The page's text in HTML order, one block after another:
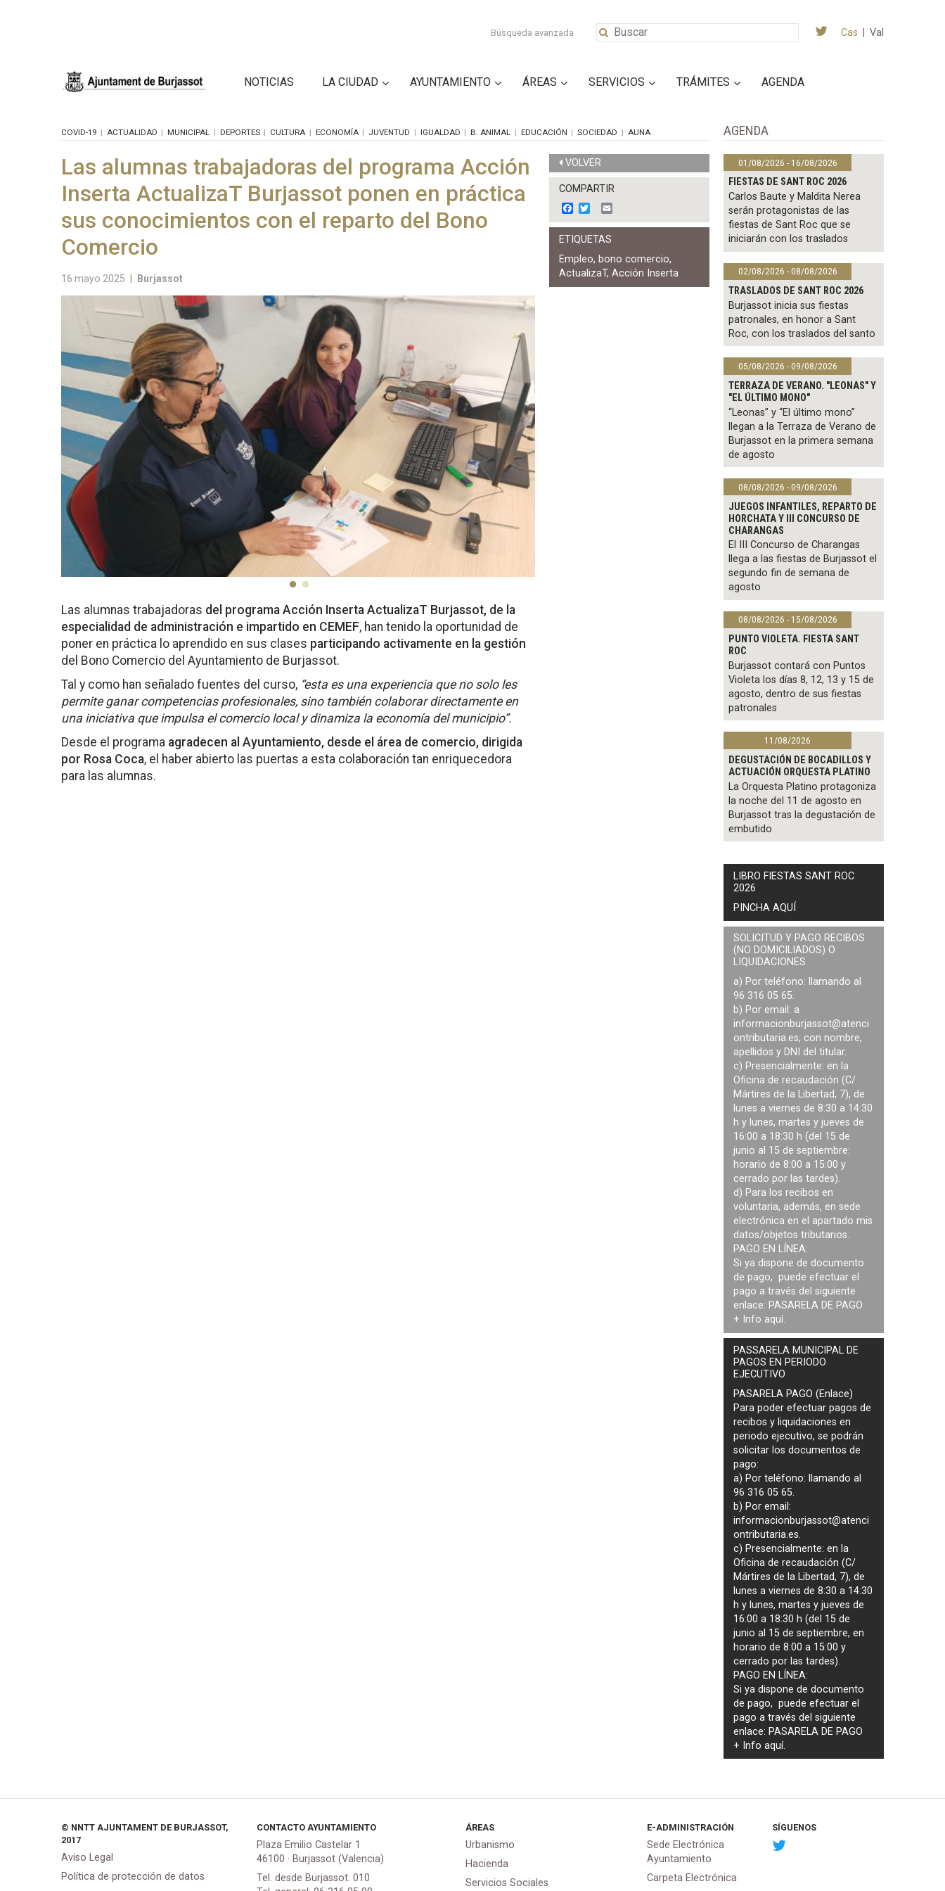
Búsqueda avanzada Cas Val
NOTICIAS LA CIUDAD AYUNTAMIENTO ÁREAS SERVICIOS TRÁMITES AGENDA
COVID-19 ACTUALIDAD MUNICIPAL DEPORTES CULTURA ECONOMÍA JUVENTUD IGUALDAD B. ANIMAL EDUCACIÓN SOCIEDAD AUNA
Las alumnas trabajadoras del programa Acción
Inserta ActualizaT Burjassot ponen en práctica
sus conocimientos con el reparto del Bono
Comercio
16 mayo 2025 Burjassot
Las alumnas trabajadoras del programa Acción Inserta ActualizaT Burjassot, de la
especialidad de administración e impartido en CEMEF, han tenido la oportunidad de
poner en práctica lo aprendido en sus clases participando activamente en la gestión
del Bono Comercio del Ayuntamiento de Burjassot.
Tal y como han señalado fuentes del curso, “esta es una experiencia que no solo les
permite ganar competencias profesionales, sino también colaborar directamente en
una iniciativa que impulsa el comercio local y dinamiza la economía del municipio”.
Desde el programa agradecen al Ayuntamiento, desde el área de comercio, dirigida
por Rosa Coca, el haber abierto las puertas a esta colaboración tan enriquecedora
para las alumnas.
VOLVER
COMPARTIR
F
a
c
e
b
o
o
k
w
i
t
e
r
m
a
ETIQUETAS
Empleo, bono comercio,
ActualizaT,Acción Inserta
AGENDA
01/08/2026 - 16/08/2026
FIESTAS DE SANT ROC 2026
Carlos Baute y Maldita Nerea
serán protagonistas de las
fiestas de Sant Roc que se
iniciarán con los traslados
02/08/2026 - 08/08/2026
TRASLADOS DE SANT ROC 2026
Burjassot inicia sus fiestas
patronales, en honor a Sant
Roc, con los traslados del santo
05/08/2026 - 09/08/2026
TERRAZA DE VERANO. "LEONAS" Y
"EL ÚLTIMO MONO"
“Leonas” y “El último mono”
llegan a la Terraza de Verano de
Burjassot en la primera semana
de agosto
08/08/2026 - 09/08/2026
JUEGOS INFANTILES, REPARTO DE
HORCHATA Y III CONCURSO DE
CHARANGAS
El III Concurso de Charangas
llega a las fiestas de Burjassot el
segundo fin de semana de
agosto
08/08/2026 - 15/08/2026
PUNTO VIOLETA. FIESTA SANT
ROC
Burjassot contará con Puntos
Violeta los días 8, 12, 13 y 15 de
agosto, dentro de sus fiestas
patronales
11/08/2026
DEGUSTACIÓN DE BOCADILLOS Y
ACTUACIÓN ORQUESTA PLATINO
La Orquesta Platino protagoniza
la noche del 11 de agosto en
Burjassot tras la degustación de
embutido
LIBRO FIESTAS SANT ROC
2026
PINCHA AQUÍ
SOLICITUD Y PAGO RECIBOS
(NO DOMICILIADOS) O
LIQUIDACIONES
a) Por teléfono: llamando al
96 316 05 65.
b) Por email: a
informacionburjassot@atenci
ontributaria.es, con nombre,
apellidos y DNI del titular.
c) Presencialmente: en la
Oficina de recaudación (C/
Mártires de la Libertad, 7), de
lunes a viernes de 8:30 a 14:30
h y lunes, martes y jueves de
16:00 a 18:30 h (del 15 de
junio al 15 de septiembre:
horario de 8:00 a 15:00 y
cerrado por las tardes).
d) Para los recibos en
voluntaria, además, en sede
electrónica en el apartado mis
datos/objetos tributarios.
PAGO EN LÍNEA:
Si ya dispone de documento
de pago, puede efectuar el
pago a través del siguiente
enlace: PASARELA DE PAGO
+ Info aquí.
PASSARELA MUNICIPAL DE
PAGOS EN PERIODO
EJECUTIVO
PASARELA PAGO (Enlace)
Para poder efectuar pagos de
recibos y liquidaciones en
periodo ejecutivo, se podrán
solicitar los documentos de
pago:
a) Por teléfono: llamando al
96 316 05 65.
b) Por email:
informacionburjassot@atenci
ontributaria.es.
c) Presencialmente: en la
Oficina de recaudación (C/
Mártires de la Libertad, 7), de
lunes a viernes de 8:30 a 14:30
h y lunes, martes y jueves de
16:00 a 18:30 h (del 15 de
junio al 15 de septiembre, en
horario de 8:00 a 15:00 y
cerrado por las tardes).
PAGO EN LÍNEA:
Si ya dispone de documento
de pago, puede efectuar el
pago a través del siguiente
enlace: PASARELA DE PAGO
+ Infoaquí.
© NNTT AJUNTAMENT DE BURJASSOT,
2017
Aviso Legal
Política de protección de datos
CONTACTO AYUNTAMIENTO
Plaza Emilio Castelar 1
46100 · Burjassot (Valencia)
Tel. desde Burjassot: 010
ÁREAS
Urbanismo
Hacienda
Servicios Sociales
E-ADMINISTRACIÓN
Sede Electrónica
Ayuntamiento
Carpeta Electrónica
SÍGUENOS